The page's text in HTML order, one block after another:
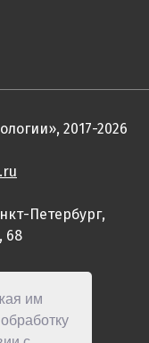
им
2017-2026
Петербург,
68